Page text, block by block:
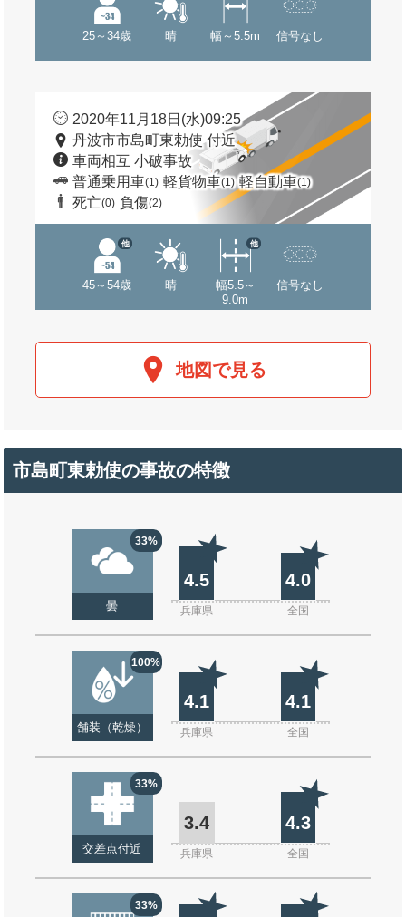
25～34歳 晴 幅～5.5m 信号なし
2020年11月18日(水)09:25
丹波市市島町東勅使 付近
車両相互 小破事故
普通乗用車(1) 軽貨物車(1) 軽自動車(1)
死亡(0) 負傷(2)
45～54歳
他
晴
幅5.5～
9.0m
他
信号なし
地図で見る
市島町東勅使の事故の特徴
33%
曇
4.5 4.0
兵庫県 全国
100%
舗装（乾燥）
4.1 4.1
兵庫県 全国
33%
交差点付近
3.4 4.3
兵庫県 全国
33%